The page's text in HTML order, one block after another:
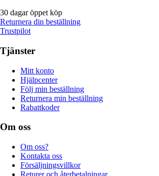
30 dagar öppet köp
Returnera din beställning
Trustpilot
Tjänster
Mitt konto
Hjälpcenter
Följ min beställning
Returnera min beställning
Rabattkoder
Om oss
Om oss?
Kontakta oss
Försäljningsvillkor